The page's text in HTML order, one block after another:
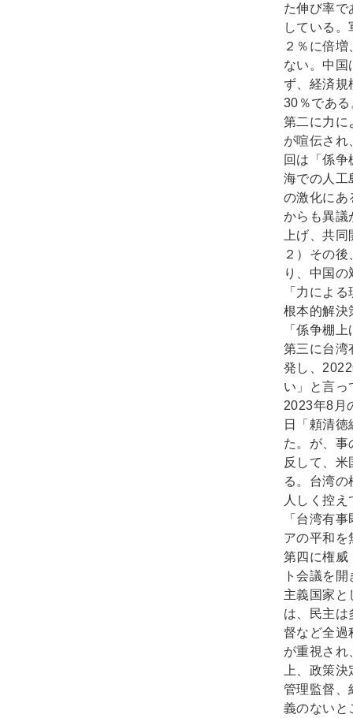
た伸び率
している
２％に倍
ない。中国
ず、経済規
30％である
第二に力に
が喧伝され
回は「係争
海での人工
の激化にあ
からも異議
上げ、共
２）その
り、中国
「力によ
根本的解決
「係争棚
第三に台湾
発し、
い」と言っ
2023年8月
日「頼清
た。が、
反して、
る。台湾
人しく控
「台湾有
アの平和を
第四に権威
ト会議を
主義国家と
は、民主は
督など全過
が重視され
上、政策
管理監督、
義のないと